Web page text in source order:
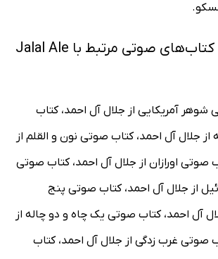
خرید و شنیدن کتاب‌های صوتی مرتبط با Jalal Ale
شوهر آمریکایی از جلال آل احمد، کتاب
جلال آل احمد، کتاب صوتی نون و القلم از
صوتی اورازان از جلال آل احمد، کتاب صوتی
از جلال آل احمد، کتاب صوتی پنج
آل احمد، کتاب صوتی یک چاه و دو چاله از
صوتی غرب زدگی از جلال آل احمد، کتاب